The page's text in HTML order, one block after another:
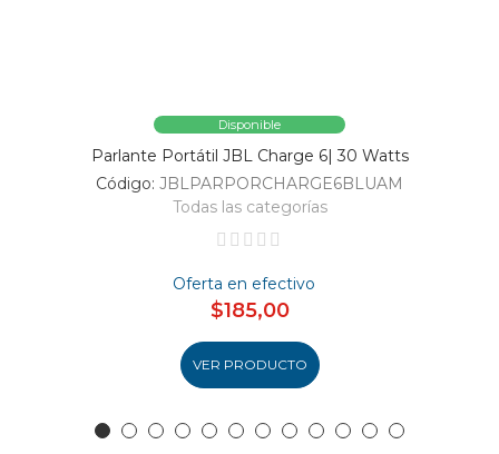
Disponible
Parlante Portátil JBL Charge 6| 30 Watts
Código: JBLPARPORCHARGE6BLUAM
Todas las categorías
Oferta en efectivo
$185,00
VER PRODUCTO